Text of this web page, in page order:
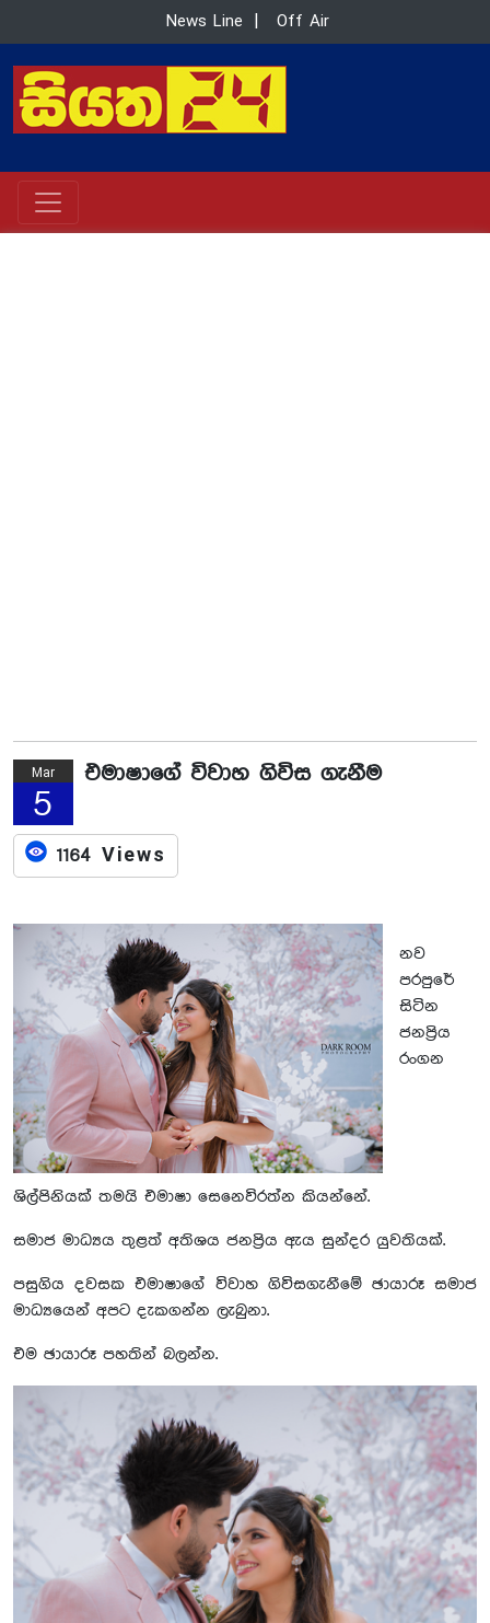
News Line Off Air
Mar
5
එමාෂාගේ විවාහ ගිවිස ගැනීම
1164 Views
නව
පරපුරේ
සිටින
ජනප්‍රිය
රංගන
ශිල්පිනියක් තමයි එමාෂා සෙනෙවිරත්න කියන්නේ.
සමාජ මාධ්‍යය තුළත් අතිශය ජනප්‍රිය ඇය සුන්දර යුවතියක්.
පසුගිය දවසක එමාෂාගේ විවාහ ගිවිසගැනීමේ ඡායාරූ සමාජ
මාධ්‍යයෙන් අපට දැකගන්න ලැබුනා.
එම ඡායාරූ පහතින් බලන්න.